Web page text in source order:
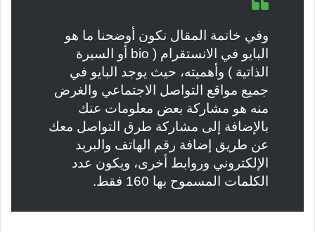
وفي خاتمة المقال نكون أوضحنا ما هو
البايو في الانستقرام ( bio أو السيرة
الذاتية ) وأهميته، حيث يوجد البايو في
جميع مواقع التواصل الاجتماعي والغرض
منه هو مشاركة بعض معلومات عنك
بالإضافة إلى مشاركة طرق التواصل معك
عن طريق إضافة رقم الهاتف والبريد
الإلكتروني وروابط أخرى، ويكون عدد
الكلمات المسموح بها 160 فقط.